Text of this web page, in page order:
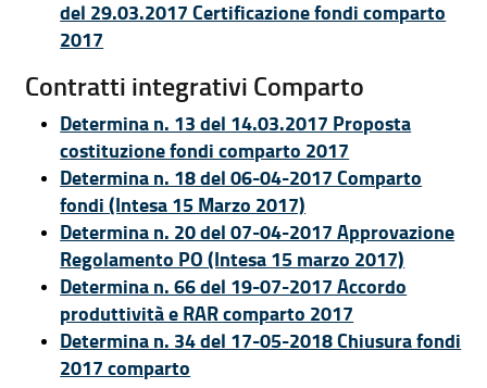
del 29.03.2017 Certificazione fondi comparto
2017
Contratti integrativi Comparto
Determina n. 13 del 14.03.2017 Proposta
costituzione fondi comparto 2017
Determina n. 18 del 06-04-2017 Comparto
fondi (Intesa 15 Marzo 2017)
Determina n. 20 del 07-04-2017 Approvazione
Regolamento PO (Intesa 15 marzo 2017)
Determina n. 66 del 19-07-2017 Accordo
produttività e RAR comparto 2017
Determina n. 34 del 17-05-2018 Chiusura fondi
2017 comparto